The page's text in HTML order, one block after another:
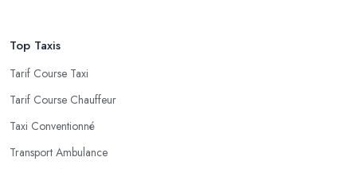
Top Taxis
Tarif Course Taxi
Tarif Course Chauffeur
Taxi Conventionné
Transport Ambulance